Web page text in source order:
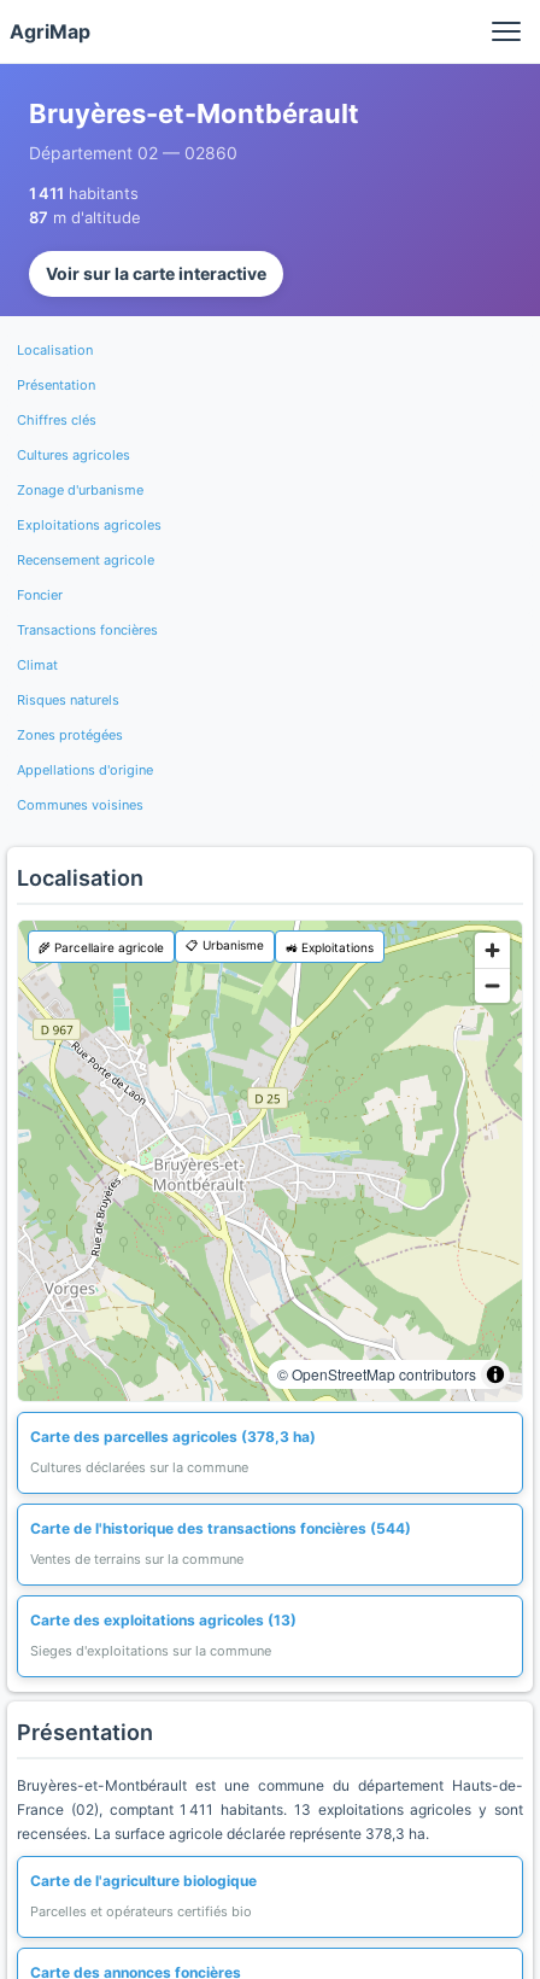
AgriMap
Bruyères-et-Montbérault
Département 02 — 02860
1 411 habitants
87 m d'altitude
Voir sur la carte interactive
Localisation
Présentation
Chiffres clés
Cultures agricoles
Zonage d'urbanisme
Exploitations agricoles
Recensement agricole
Foncier
Transactions foncières
Climat
Risques naturels
Zones protégées
Appellations d'origine
Communes voisines
Localisation
© OpenStreetMap contributors
🌾 Parcellaire agricole 📋 Urbanisme 🚜 Exploitations
Carte des parcelles agricoles (378,3 ha)
Cultures déclarées sur la commune
Carte de l'historique des transactions foncières (544)
Ventes de terrains sur la commune
Carte des exploitations agricoles (13)
Sieges d'exploitations sur la commune
Présentation
Bruyères-et-Montbérault est une commune du département Hauts-de-
France (02), comptant 1 411 habitants. 13 exploitations agricoles y sont
recensées. La surface agricole déclarée représente 378,3 ha.
Carte de l'agriculture biologique
Parcelles et opérateurs certifiés bio
Carte des annonces foncières